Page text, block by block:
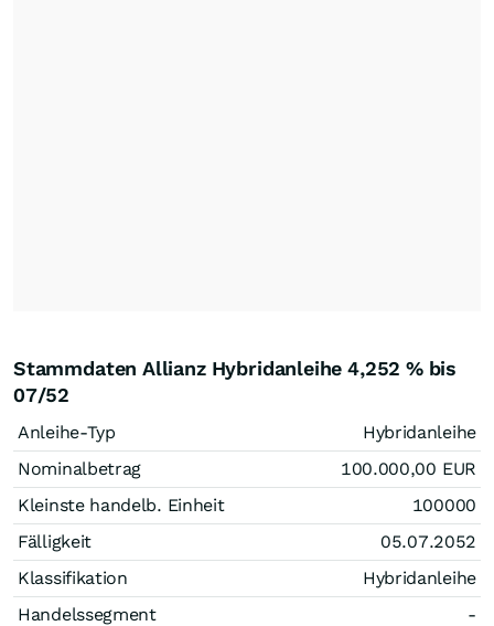
Stammdaten Allianz Hybridanleihe 4,252 % bis
07/52
Anleihe-Typ
Hybridanleihe
Nominalbetrag
100.000,00 EUR
Kleinste handelb. Einheit
100000
Fälligkeit
05.07.2052
Klassifikation
Hybridanleihe
Handelssegment
-